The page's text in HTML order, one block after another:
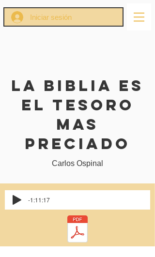
Iniciar sesión
La biblia es
el tesoro
mas
preciado
Carlos Ospinal
-1:11:17